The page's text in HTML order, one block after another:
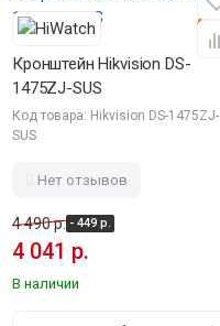
Кронштейн Hikvision DS-
1475ZJ-SUS
Код товара: Hikvision DS-1475ZJ-
SUS
Нет отзывов
4 490 р. - 449 р.
4 041 р.
В наличии